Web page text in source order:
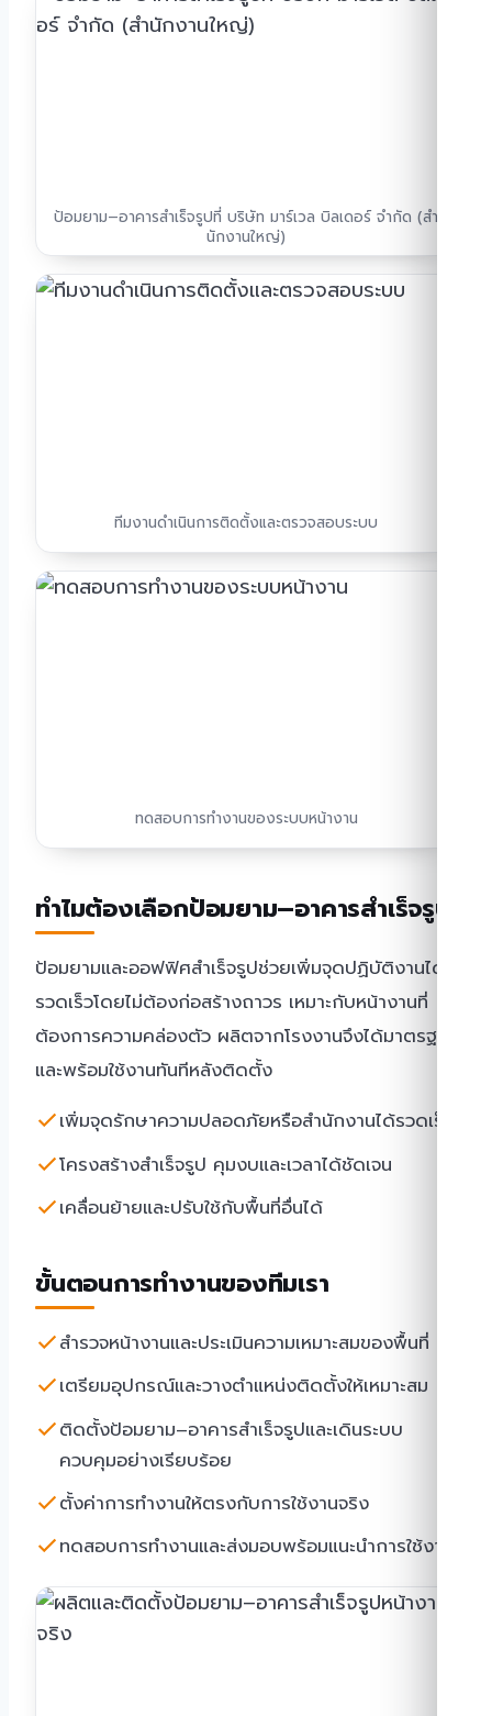
ป้อมยาม–อาคารสำเร็จรูปที่ บริษัท มาร์เวล บิลเดอร์ จํากัด (สํา
นักงานใหญ่)
ทีมงานดำเนินการติดตั้งและตรวจสอบระบบ
ทดสอบการทำงานของระบบหน้างาน
ทำไมต้องเลือกป้อมยาม–อาคารสำเร็จรูป
ป้อมยามและออฟฟิศสำเร็จรูปช่วยเพิ่มจุดปฏิบัติงานได้
รวดเร็วโดยไม่ต้องก่อสร้างถาวร เหมาะกับหน้างานที่
ต้องการความคล่องตัว ผลิตจากโรงงานจึงได้มาตรฐาน
และพร้อมใช้งานทันทีหลังติดตั้ง
เพิ่มจุดรักษาความปลอดภัยหรือสำนักงานได้รวดเร็ว
โครงสร้างสำเร็จรูป คุมงบและเวลาได้ชัดเจน
เคลื่อนย้ายและปรับใช้กับพื้นที่อื่นได้
ขั้นตอนการทำงานของทีมเรา
สำรวจหน้างานและประเมินความเหมาะสมของพื้นที่
เตรียมอุปกรณ์และวางตำแหน่งติดตั้งให้เหมาะสม
ติดตั้งป้อมยาม–อาคารสำเร็จรูปและเดินระบบ
ควบคุมอย่างเรียบร้อย
ตั้งค่าการทำงานให้ตรงกับการใช้งานจริง
ทดสอบการทำงานและส่งมอบพร้อมแนะนำการใช้งาน